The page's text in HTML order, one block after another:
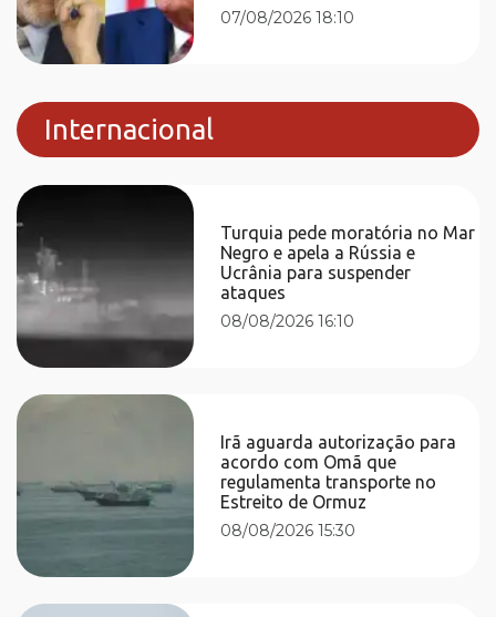
07/08/2026 18:10
Internacional
Turquia pede moratória no Mar
Negro e apela a Rússia e
Ucrânia para suspender
ataques
08/08/2026 16:10
Irã aguarda autorização para
acordo com Omã que
regulamenta transporte no
Estreito de Ormuz
08/08/2026 15:30